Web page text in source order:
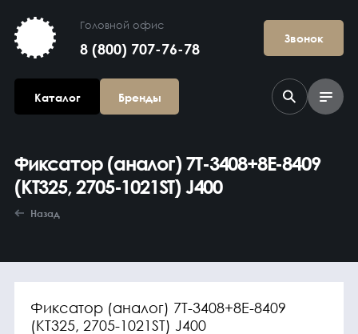
Головной офис
8 (800) 707-76-78
Звонок
Каталог Бренды
Агрегаты в
сборе
Фиксатор (аналог) 7T-3408+8E-8409
(KT325, 2705-1021ST) J400
Назад
Фиксатор (аналог) 7T-3408+8E-8409
(KT325, 2705-1021ST) J400